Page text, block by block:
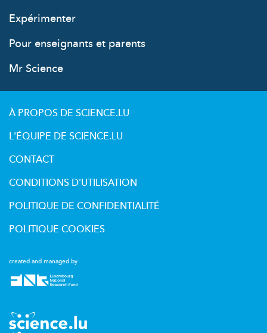
Expérimenter
Pour enseignants et parents
Mr Science
created and managed by
À PROPOS DE SCIENCE.LU
L'ÉQUIPE DE SCIENCE.LU
CONTACT
CONDITIONS D'UTILISATION
POLITIQUE DE CONFIDENTIALITÉ
POLITIQUE COOKIES